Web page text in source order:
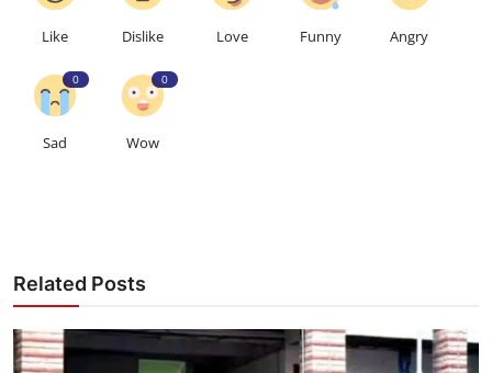
Like Dislike Love Funny Angry
0
Sad
0
Wow
Related Posts